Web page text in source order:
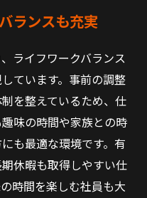
ランスも充実
ライフワークバランス
ています。事前の調整
を整えているため、仕
味の時間や家族との時
も最適な環境です。有
休暇も取得しやすい仕
時間を楽しむ社員も大